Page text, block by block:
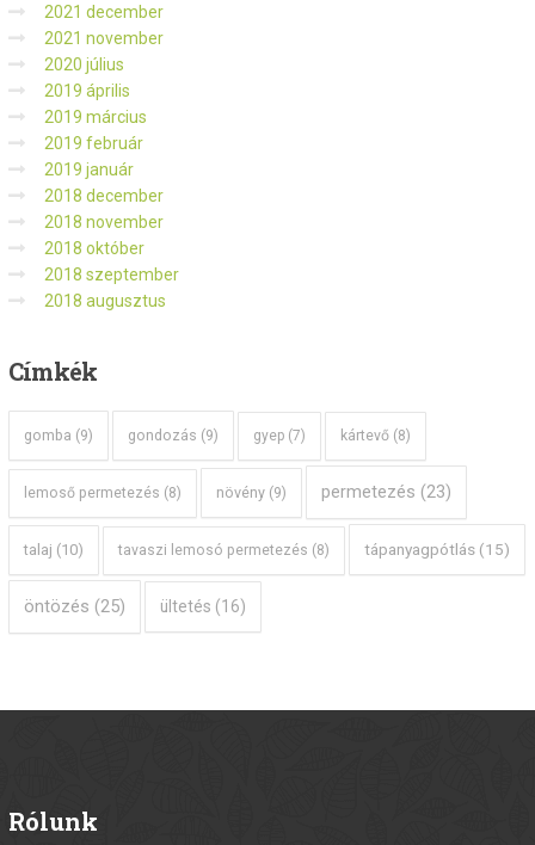
2021 december
2021 november
2020 július
2019 április
2019 március
2019 február
2019 január
2018 december
2018 november
2018 október
2018 szeptember
2018 augusztus
Címkék
gomba (9) gondozás (9) gyep (7) kártevő (8)
lemoső permetezés (8) növény (9) permetezés (23)
talaj (10) tavaszi lemosó permetezés (8) tápanyagpótlás (15)
öntözés (25) ültetés (16)
Rólunk